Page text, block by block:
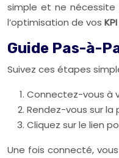
simple et ne nécessite
l’optimisation de vos
Guide Pas-à-
Suivez ces étapes
Connectez-vous à
Rendez-vous sur
Cliquez sur le lien
Une fois connecté,